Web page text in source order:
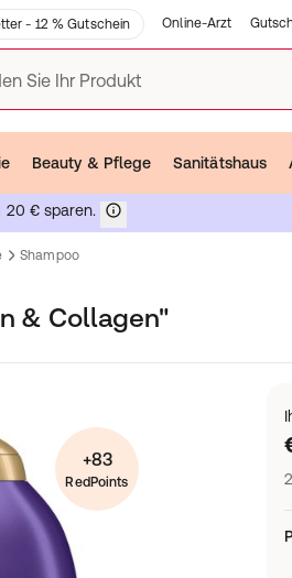
- 12 % Gutschein Online-Arzt
Sie Ihr Produkt
Beauty & Pflege Sanitätshaus
20 € sparen.
Shampoo
& Collagen"
+83
RedPoints